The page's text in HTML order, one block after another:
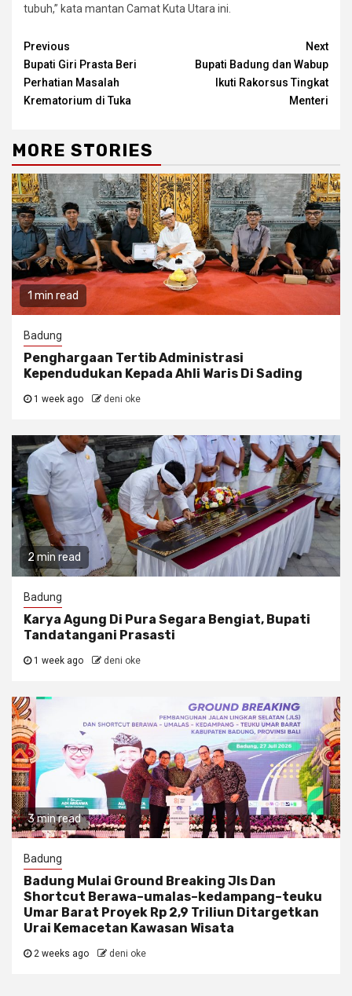
tubuh,” kata mantan Camat Kuta Utara ini.
Continue
Reading
Previous
Bupati Giri Prasta Beri
Perhatian Masalah
Krematorium di Tuka
Next
Bupati Badung dan Wabup
Ikuti Rakorsus Tingkat
Menteri
MORE STORIES
1 min read
Badung
Penghargaan Tertib Administrasi
Kependudukan Kepada Ahli Waris Di Sading
1 week ago deni oke
2 min read
Badung
Karya Agung Di Pura Segara Bengiat, Bupati
Tandatangani Prasasti
1 week ago deni oke
3 min read
Badung
Badung Mulai Ground Breaking Jls Dan
Shortcut Berawa–umalas–kedampang–teuku
Umar Barat Proyek Rp 2,9 Triliun Ditargetkan
Urai Kemacetan Kawasan Wisata
2 weeks ago deni oke